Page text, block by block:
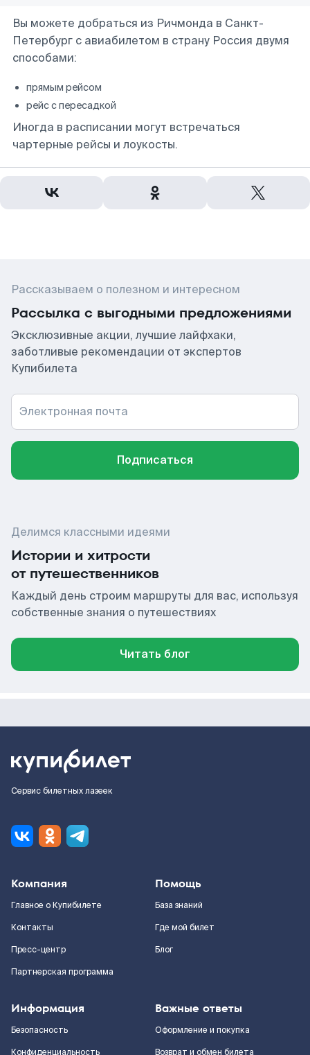
Вы можете добраться из Ричмонда в Санкт-
Петербург с авиабилетом в страну Россия двумя
способами:
прямым рейсом
рейс с пересадкой
Иногда в расписании могут встречаться
чартерные рейсы и лоукосты.
Рассказываем о полезном и интересном
Рассылка с выгодными предложениями
Эксклюзивные акции, лучшие лайфхаки,
заботливые рекомендации от экспертов
Купибилета
Электронная почта
Подписаться
Делимся классными идеями
Истории и хитрости
от путешественников
Каждый день строим маршруты для вас, используя
собственные знания о путешествиях
Читать блог
Сервис билетных лазеек
Компания
Главное о Купибилете
Контакты
Пресс-центр
Партнерская программа
Помощь
База знаний
Где мой билет
Блог
Информация
Безопасность
Конфиденциальность
Важные ответы
Оформление и покупка
Возврат и обмен билета